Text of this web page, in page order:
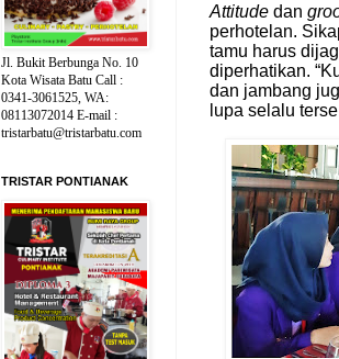
Attitude dan
perhotelan.
tamu harus
diperhatikan.
dan jambang
lupa selalu
Jl. Bukit Berbunga No. 10
Kota Wisata Batu Call :
0341-3061525, WA:
08113072014 E-mail :
tristarbatu@tristarbatu.com
TRISTAR PONTIANAK